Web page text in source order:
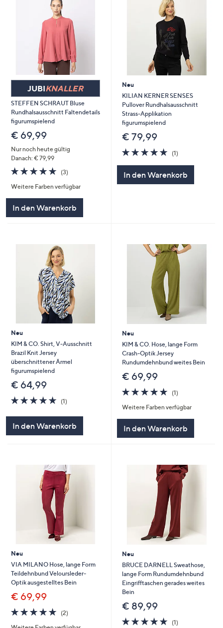
JUBIKNALLER
STEFFEN SCHRAUT Bluse
Rundhalsausschnitt Faltendetails
figurumspielend
€ 69,99
Nur noch heute gültig
Danach: € 79,99
5.0
von
5
(3)3
Weitere Farben verfügbar
In den Warenkorb
Neu
KILIAN KERNER SENSES
Pullover Rundhalsausschnitt
Strass-Applikation
figurumspielend
€ 79,99
5.0
von
(1)1
In den Warenkorb
Neu
KIM & CO. Shirt, V-Ausschnitt
Brazil Knit Jersey
überschnittener Ärmel
figurumspielend
€ 64,99
5.0
von
5
(1)1
In den Warenkorb
Neu
KIM & CO. Hose, lange Form
Crash-Optik Jersey
Rundumdehnbund weites Bein
€ 69,99
5.0
von
5
(1)1
Weitere Farben verfügbar
In den Warenkorb
Neu
VIA MILANO Hose, lange Form
Teildehnbund Veloursleder-
Optik ausgestelltes Bein
€ 69,99
5.0
von
(2)2
Neu
BRUCE DARNELL Sweathose,
lange Form Rundumdehnbund
Eingrifftaschen gerades weites
Bein
€ 89,99
5.0
(1)1